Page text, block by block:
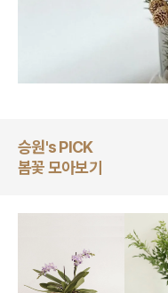
승원's PICK
봄꽃 모아보기